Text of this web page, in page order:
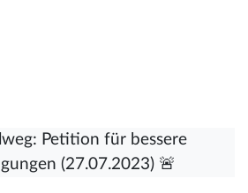
Petition für bessere
(27.07.2023) 🚨